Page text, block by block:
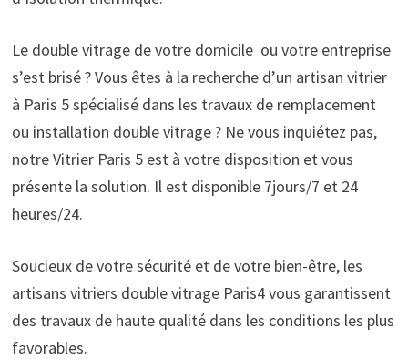
Le double vitrage de votre domicile ou votre entreprise
s’est brisé ? Vous êtes à la recherche d’un artisan vitrier
à Paris 5 spécialisé dans les travaux de remplacement
ou installation double vitrage ? Ne vous inquiétez pas,
notre Vitrier Paris 5 est à votre disposition et vous
présente la solution. Il est disponible 7jours/7 et 24
heures/24.
Soucieux de votre sécurité et de votre bien-être, les
artisans vitriers double vitrage Paris4 vous garantissent
des travaux de haute qualité dans les conditions les plus
favorables.